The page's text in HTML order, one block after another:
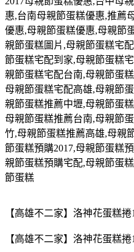
惠,台南母親節蛋糕優惠,推薦
優惠,母親節蛋糕優惠,母親節
親節蛋糕圖片 ,母親節蛋糕宅配
節蛋糕宅配到家,母親節蛋糕
親節蛋糕宅配台南,母親節蛋
母親節蛋糕宅配高雄,母親節
親節蛋糕推薦中壢,母親節蛋
母親節蛋糕推薦台南,母親節
竹,母親節蛋糕推薦高雄,母親
節蛋糕預購2017,母親節蛋糕
親節蛋糕預購宅配,母親節蛋
節蛋糕
【高雄不二家】洛神花蛋糕
【高雄不二家】洛神花蛋糕